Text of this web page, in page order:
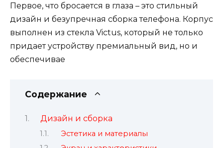
Первое, что бросается в глаза – это стильный
дизайн и безупречная сборка телефона. Корпус
выполнен из стекла Victus, который не только
придает устройству премиальный вид, но и
обеспечивае
Содержание
Дизайн и сборка
Эстетика и материалы